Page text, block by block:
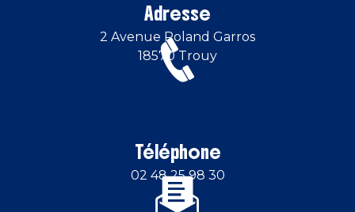
Adresse
2 Avenue Roland Garros
18570 Trouy
Téléphone
02 48 25 98 30